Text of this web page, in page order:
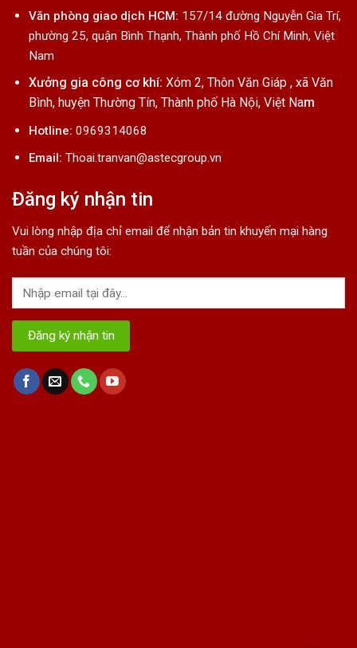
Văn phòng giao dịch HCM: 157/14 đường Nguyễn Gia Trí,
phường 25, quận Bình Thạnh, Thành phố Hồ Chí Minh, Việt
Nam
Xưởng gia công cơ khí: Xóm 2, Thôn Văn Giáp , xã Văn
Bình, huyện Thường Tín, Thành phố Hà Nội, Việt Nam
Hotline: 0969314068
Email: Thoai.tranvan@astecgroup.vn
Đăng ký nhận tin
Vui lòng nhập địa chỉ email để nhận bản tin khuyến mại hàng
tuần của chúng tôi: